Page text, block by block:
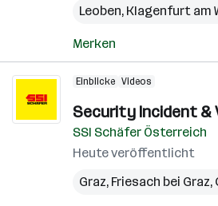
Leoben, Klagenfurt am
Merken
Einblicke Videos
Security Incident &
SSI Schäfer Österreich
Heute veröffentlicht
Graz, Friesach bei Graz,